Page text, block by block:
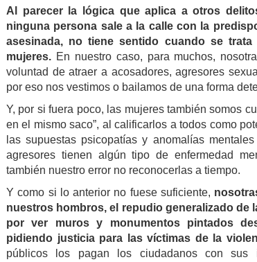
Al parecer la lógica que aplica a otros
ninguna persona sale a la calle con la
asesinada, no tiene sentido cuando se
mujeres. En nuestro caso, para muchos,
voluntad de atraer a acosadores, agresores
por eso nos vestimos o bailamos de una forma
Y, por si fuera poco, las mujeres también somos
en el mismo saco”, al calificarlos a todos como
las supuestas psicopatías y anomalías
agresores tienen algún tipo de enfermedad
también nuestro error no reconocerlas a tiempo.
Y como si lo anterior no fuese suficiente,
nuestros hombros, el repudio generalizado de
por ver muros y monumentos pintados
pidiendo justicia para las víctimas de la
públicos los pagan los ciudadanos con sus